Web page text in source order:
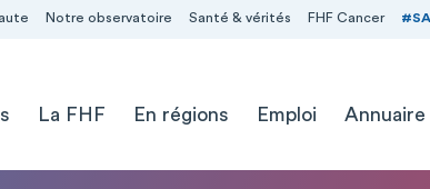
Notre observatoire Santé & vérités FHF Cancer
La FHF En régions Emploi Annuaire